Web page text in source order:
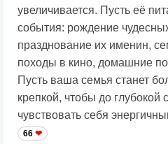
увеличивается. Пусть её
события: рождение
празднование их именин,
походы в кино, домашние
Пусть ваша семья станет
крепкой, чтобы до глубокой
чувствовать себя
66